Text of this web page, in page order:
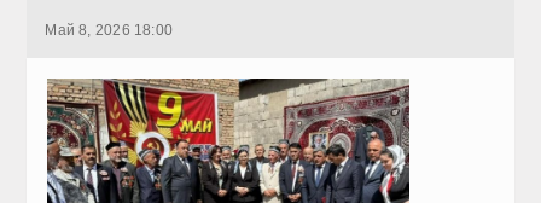
Май 8, 2026 18:00